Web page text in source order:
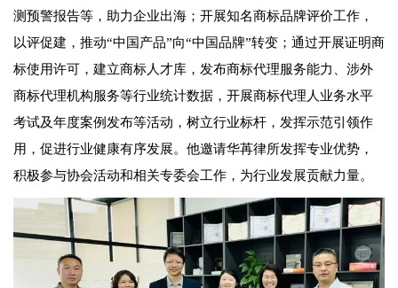
测预警报告等，助力企业出海；开展知名商标品牌评价工作，
以评促建，推动“中国产品”向“中国品牌”转变；通过开展证明商
标使用许可，建立商标人才库，发布商标代理服务能力、涉外
商标代理机构服务等行业统计数据，开展商标代理人业务水平
考试及年度案例发布等活动，树立行业标杆，发挥示范引领作
用，促进行业健康有序发展。他邀请华苒律所发挥专业优势，
积极参与协会活动和相关专委会工作，为行业发展贡献力量。